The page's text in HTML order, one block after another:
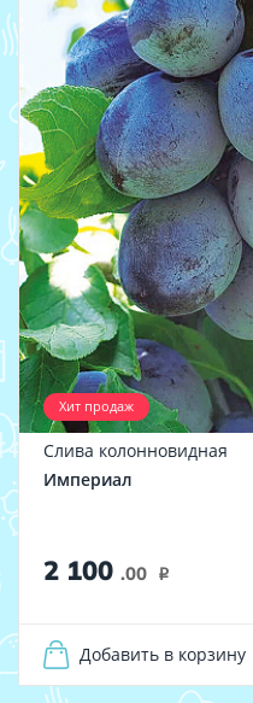
Хит продаж
Слива колонновидная
Империал
2 100 .00 i
Добавить в корзину